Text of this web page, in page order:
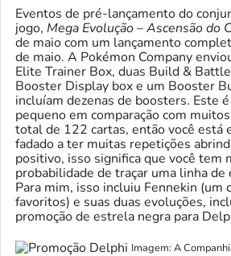
Eventos de pré-lançamento do
jogo, Mega Evolução – Ascensão do
de maio com um lançamento
de maio. A Pokémon Company
Elite Trainer Box, duas Build &
Booster Display box e um Booster
incluíam dezenas de boosters. Este
pequeno em comparação com
total de 122 cartas, então você está
fadado a ter muitas repetições
positivo, isso significa que você tem
probabilidade de traçar uma linha de
Para mim, isso incluiu Fennekin (um
favoritos) e suas duas evoluções,
promoção de estrela negra para
Imagem: A